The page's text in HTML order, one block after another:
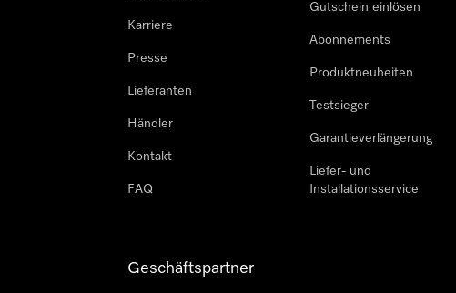
Karriere
Presse
Lieferanten
Händler
Kontakt
FAQ
Gutschein einlösen
Abonnements
Produktneuheiten
Testsieger
Garantieverlängerung
Liefer- und
Installationsservice
Geschäftspartner